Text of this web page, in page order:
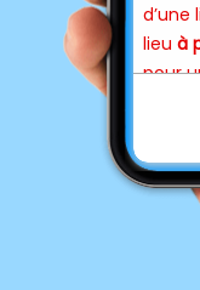
d’une
lieu à
pour
🕗
Du
🚧